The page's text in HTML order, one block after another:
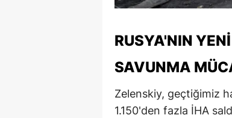
RUSYA'NIN
SAVUNMA
Zelenskiy, geçtiğimiz
1.150'den fazla İHA